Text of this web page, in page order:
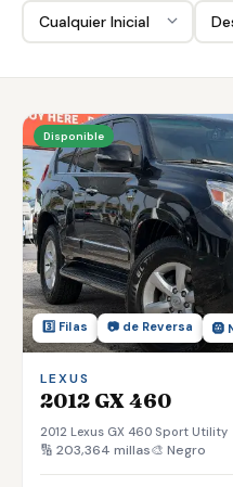
Aplicar —
(863)
Autos Usados
Disponible
3️⃣ Filas 📷 de Reversa 🛞
LEXUS
2012 GX 460
2012 Lexus GX 460 Sport Utility
🔢 203,364 millas🎨 Negro